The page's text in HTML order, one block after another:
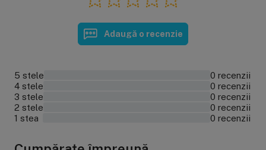
Adaugă o recenzie
5 stele
0 recenzii
4 stele
0 recenzii
3 stele
0 recenzii
2 stele
0 recenzii
1 stea
0 recenzii